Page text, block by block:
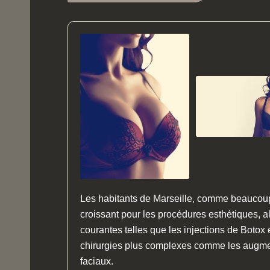
Les habitants de Marseille, comme
croissant pour les procédures esthétiques,
courantes telles que les injections de Botox
chirurgies plus complexes comme les
faciaux.